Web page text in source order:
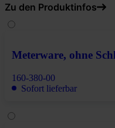
Zu den Produktinfos
Meterware, ohne
160-380-00
Sofort lieferbar